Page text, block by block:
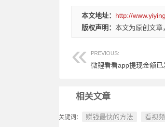
本文地址： http://
版权声明： 本文为原创文章
PREVIOUS:
相关文章
关键词： 赚钱最快的方法 看视